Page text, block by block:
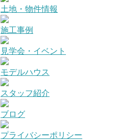
土地・物件情報
施工事例
見学会・イベント
モデルハウス
スタッフ紹介
ブログ
プライバシーポリシー